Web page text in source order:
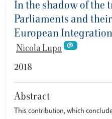
In the shadow of the
Parliaments and
European Integration
Nicola Lupo
2018
Abstract
This contribution, which